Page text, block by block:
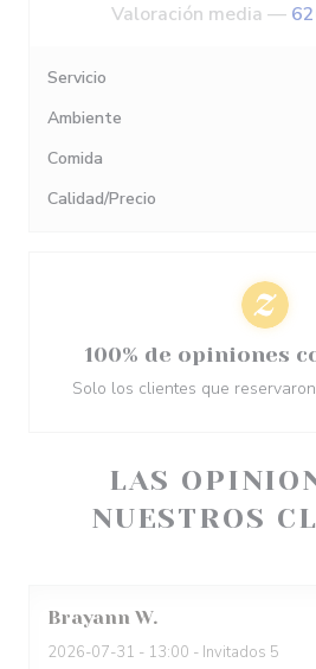
LAS
NUESTROS
Brayann W
2026-07-31 - 13:00 - Invitados 5
Valoración media —
Servicio
Ambiente
Comida
Calidad/Precio
100% de opiniones
Solo los clientes que